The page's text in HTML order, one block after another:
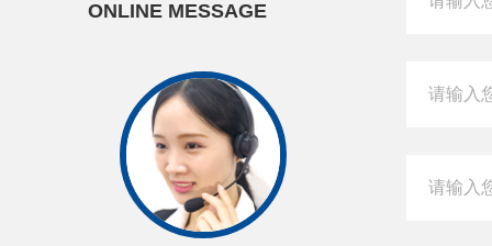
ONLINE MESSAGE